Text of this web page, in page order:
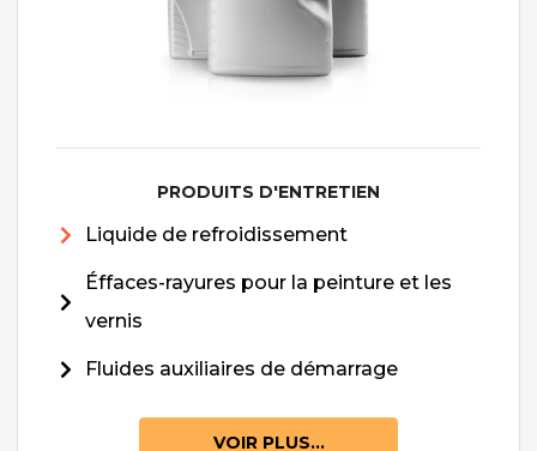
PRODUITS D'ENTRETIEN
Liquide de refroidissement
Éffaces-rayures pour la peinture et les
vernis
Fluides auxiliaires de démarrage
VOIR PLUS...